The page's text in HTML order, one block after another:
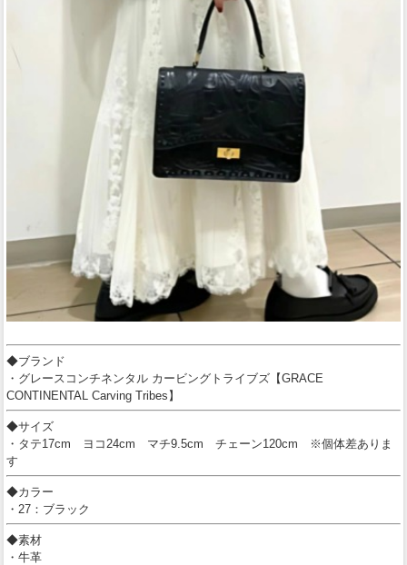
◆ブランド
・グレースコンチネンタル カービングトライブズ【GRACE
CONTINENTAL Carving Tribes】
◆サイズ
・タテ17cm ヨコ24cm マチ9.5cm チェーン120cm ※個体差ありま
す
◆カラー
・27：ブラック
◆素材
・牛革